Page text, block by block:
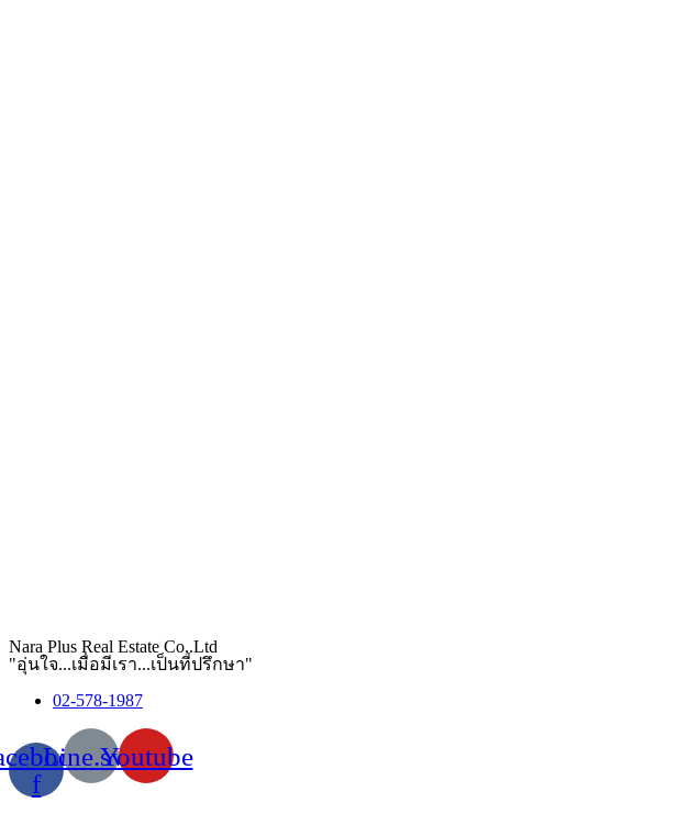
Nara Plus Real Estate Co,.Ltd
"อุ่นใจ...เมื่อมีเรา...เป็นที่ปรึกษา"
02-578-1987
f
Line.svgYoutube